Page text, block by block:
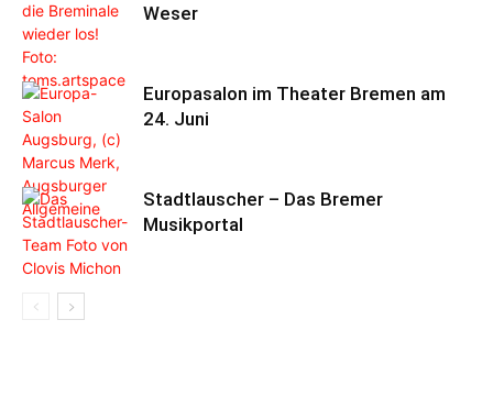
Weser
Europasalon im Theater Bremen am
24. Juni
Stadtlauscher – Das Bremer
Musikportal